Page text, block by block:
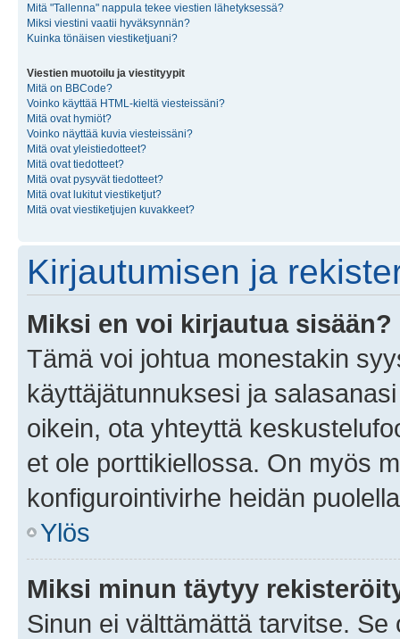
Mitä "Tallenna" nappula tekee viestien lähetyksessä?
Miksi viestini vaatii hyväksynnän?
Kuinka tönäisen viestiketjuani?
Viestien muotoilu ja viestityypit
Mitä on BBCode?
Voinko käyttää HTML-kieltä viesteissäni?
Mitä ovat hymiöt?
Voinko näyttää kuvia viesteissäni?
Mitä ovat yleistiedotteet?
Mitä ovat tiedotteet?
Mitä ovat pysyvät tiedotteet?
Mitä ovat lukitut viestiketjut?
Mitä ovat viestiketjujen kuvakkeet?
Kirjautumisen ja
Miksi en voi kirjautua sisään?
Tämä voi johtua monestakin
käyttäjätunnuksesi ja
oikein, ota yhteyttä
et ole porttikiellossa. On myös
konfigurointivirhe heidän
Ylös
Miksi minun täytyy
Sinun ei välttämättä tarvitse.